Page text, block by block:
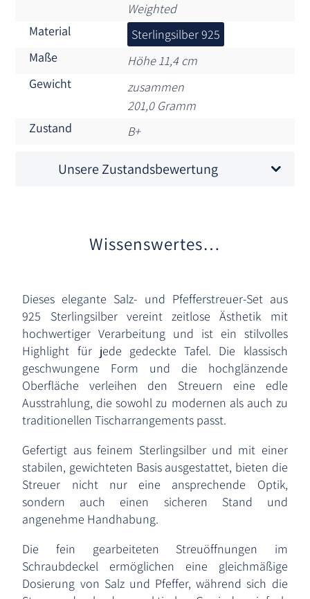
Weighted
Material
Sterlingsilber 925
Maße
Höhe 11,4 cm
Gewicht
zusammen
201,0 Gramm
Zustand
B+
Unsere Zustandsbewertung
Wissenswertes…
Dieses elegante Salz- und Pfefferstreuer-Set aus
925 Sterlingsilber vereint zeitlose Ästhetik mit
hochwertiger Verarbeitung und ist ein stilvolles
Highlight für jede gedeckte Tafel. Die klassisch
geschwungene Form und die hochglänzende
Oberfläche verleihen den Streuern eine edle
Ausstrahlung, die sowohl zu modernen als auch zu
traditionellen Tischarrangements passt.
Gefertigt aus feinem Sterlingsilber und mit einer
stabilen, gewichteten Basis ausgestattet, bieten die
Streuer nicht nur eine ansprechende Optik,
sondern auch einen sicheren Stand und
angenehme Handhabung.
Die fein gearbeiteten Streuöffnungen im
Schraubdeckel ermöglichen eine gleichmäßige
Dosierung von Salz und Pfeffer, während sich die